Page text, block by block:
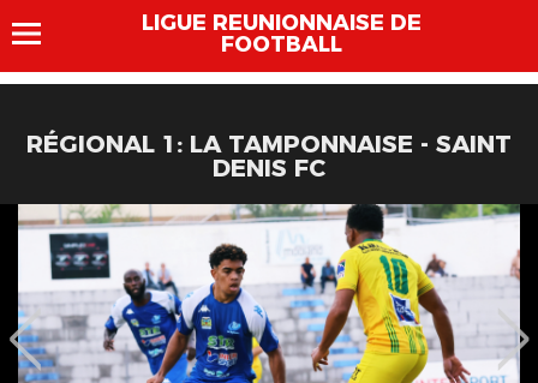
LIGUE REUNIONNAISE DE
FOOTBALL
RÉGIONAL 1: LA TAMPONNAISE - SAINT
DENIS FC